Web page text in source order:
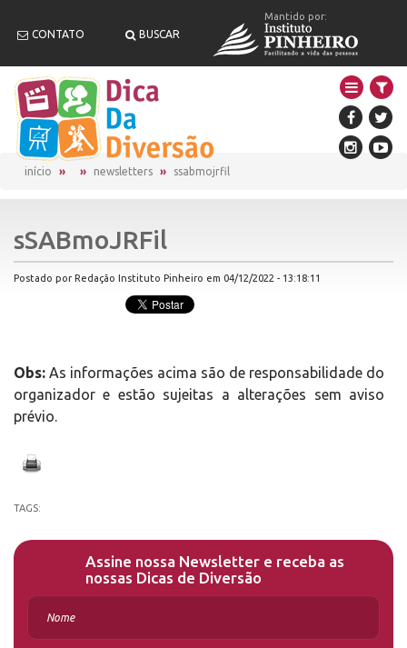
CONTATO BUSCAR
Mantido por:
início newsletters ssabmojrfil
sSABmoJRFil
Postado por Redação Instituto Pinheiro em 04/12/2022 - 13:18:11
Obs: As informações acima são de responsabilidade do
organizador e estão sujeitas a alterações sem aviso
prévio.
TAGS:
Assine nossa Newsletter e receba as
nossas Dicas de Diversão